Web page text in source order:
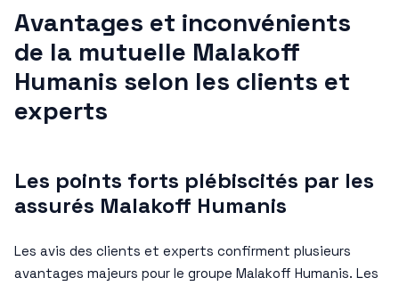
Avantages et inconvénients
de la mutuelle Malakoff
Humanis selon les clients et
experts
Les points forts plébiscités par les
assurés Malakoff Humanis
Les avis des clients et experts confirment plusieurs
avantages majeurs pour le groupe Malakoff Humanis. Les